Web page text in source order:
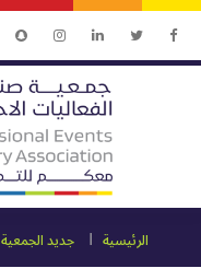
الرئيسية جديد الجمعية